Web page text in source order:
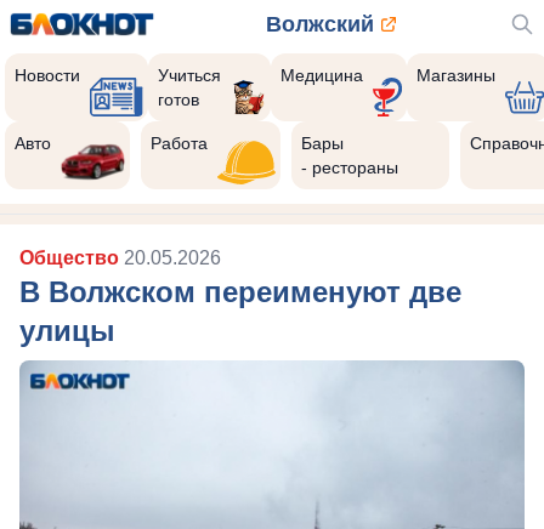
Волжский
Новости
Учиться
готов
Медицина Магазины
Авто Работа
Бары
- рестораны
Общество 20.05.2026
В Волжском переименуют две
улицы